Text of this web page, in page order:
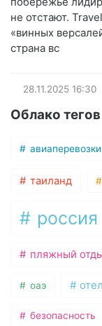
не отстают.
«винных
страна вс
28.11.2025 16:30
Облако тегов
авиаперевозки
таиланд
россия
пляжный
оаэ
безопасность